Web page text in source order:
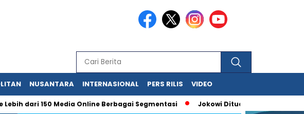
NUSANTARA INTERNASIONAL PERS RILIS VIDEO
dari 150 Media Online Berbagai Segmentasi Jokowi Dituduh Palsukan Ijazah,